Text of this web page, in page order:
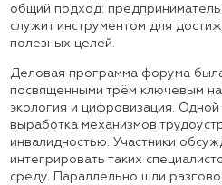
общий подход:
служит инструментом для
полезных целей.
Деловая программа форума
посвященными трём ключевым
экология и цифровизация.
выработка механизмов
инвалидностью. Участники
интегрировать таких
среду. Параллельно шли